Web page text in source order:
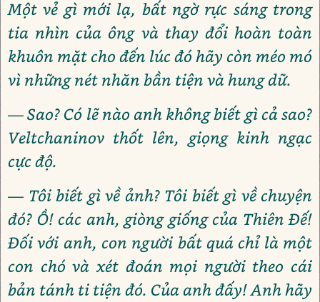
Một vẻ gì mới lạ, bất ngờ rực sáng trong
tia nhìn của ông và thay đổi hoàn toàn
khuôn mặt cho đến lúc đó hãy còn méo mó
vì những nét nhăn bần tiện và hung dữ.
— Sao? Có lẽ nào anh không biết gì cả sao?
Veltchaninov thốt lên, giọng kinh ngạc
cực độ.
— Tôi biết gì về ảnh? Tôi biết gì về chuyện
đó? Ồ! các anh, giòng giống của Thiên Đế!
Đối với anh, con người bất quá chỉ là một
con chó và xét đoán mọi người theo cái
bản tánh ti tiện đó. Của anh đấy! Anh hãy